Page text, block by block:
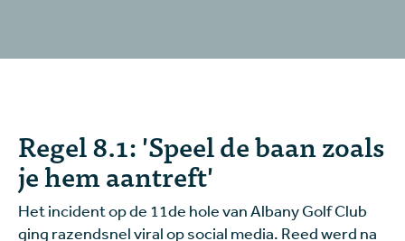
Regel 8.1: 'Speel de baan zoals
je hem aantreft'
Het incident op de 11de hole van Albany Golf Club
ging razendsnel viral op social media. Reed werd na